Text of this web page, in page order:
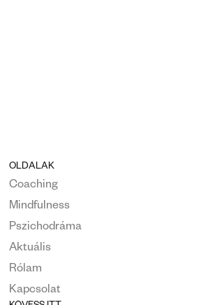
OLDALAK
Coaching
Mindfulness
Pszichodráma
Aktuális
Rólam
Kapcsolat